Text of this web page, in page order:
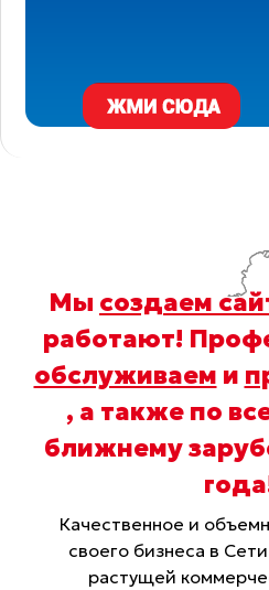
Мы создаем
работают!
обслуживаем и
, а также по
ближнему
года
Качественное и
своего бизнеса в
растущей